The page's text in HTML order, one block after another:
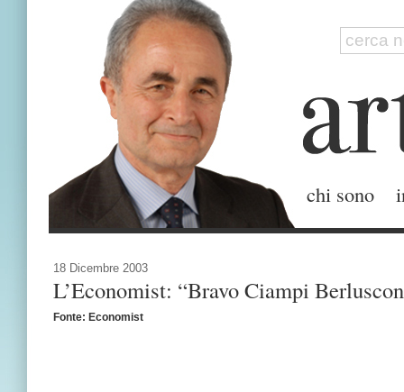
chi sono
18 Dicembre 2003
L’Economist: “Bravo Ciampi
Fonte: Economist